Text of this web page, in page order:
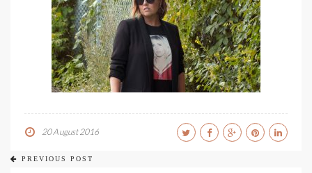
20 August 2016
PREVIOUS POST